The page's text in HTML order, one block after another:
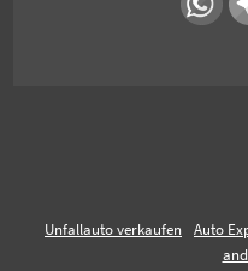
Unfallauto verkaufen Auto